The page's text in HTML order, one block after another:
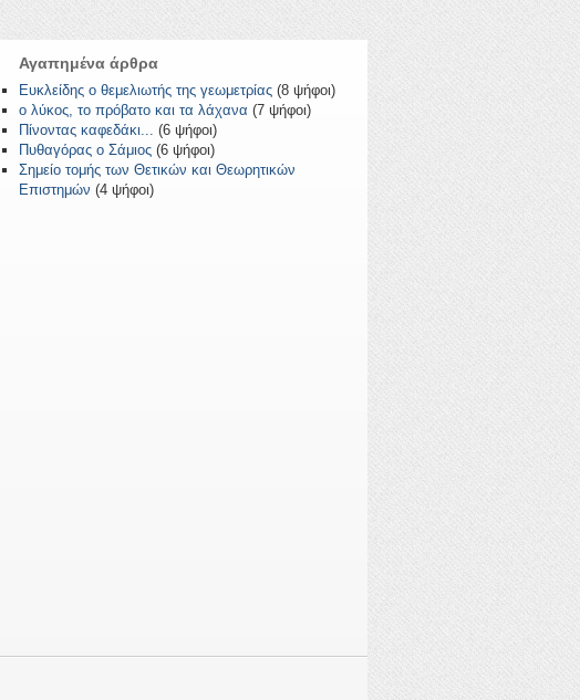
Αγαπημένα άρθρα
Ευκλείδης ο θεμελιωτής της γεωμετρίας (8 ψήφοι)
ο λύκος, το πρόβατο και τα λάχανα (7 ψήφοι)
Πίνοντας καφεδάκι... (6 ψήφοι)
Πυθαγόρας ο Σάμιος (6 ψήφοι)
Σημείο τομής των Θετικών και Θεωρητικών
Επιστημών (4 ψήφοι)